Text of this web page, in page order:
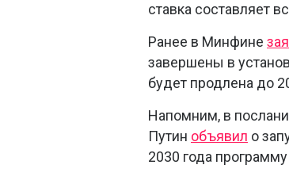
ставка составляет
Ранее в Минфине
завершены в
будет продлена до
Напомним, в
Путин объявил о
2030 года